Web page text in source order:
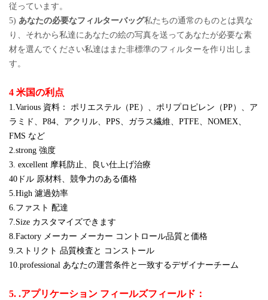
従っています。
5) あなたの必要なフィルターバッグ私たちの通常のものとは異な
り、それから私達にあなたの絵の写真を送ってあなたが必要な素
材を選んでください私達はまた非標準のフィルターを作り出しま
す。
4 米国の利点
1.Various 資料： ポリエステル（PE）、ポリプロピレン（PP）、ア
ラミド、P84、アクリル、PPS、ガラス繊維、PTFE、NOMEX、
FMS など
2.strong 強度
3. excellent 摩耗防止、良い仕上げ治療
40ドル 原材料、競争力のある価格
5.High 濾過効率
6.ファスト 配達
7.Size カスタマイズできます
8.Factory メーカー メーカー コントロール品質と価格
9.ストリクト 品質検査と コンストール
10.professional あなたの運営条件と一致するデザイナーチーム
5. .アプリケーション フィールズフィールド：